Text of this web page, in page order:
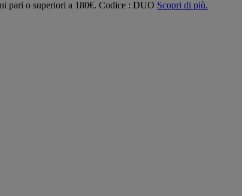
pari o superiori a 180€. Codice : DUO Scopri di più.